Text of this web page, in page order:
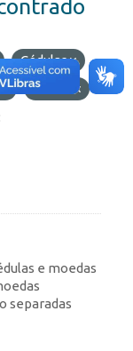
Cédulas
OData
e moedas
separadas